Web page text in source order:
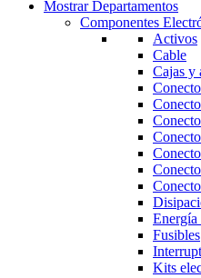
Mostrar Departamentos
Componentes
Activos
Cable
Cajas y
Energía
Fusibles
Kits